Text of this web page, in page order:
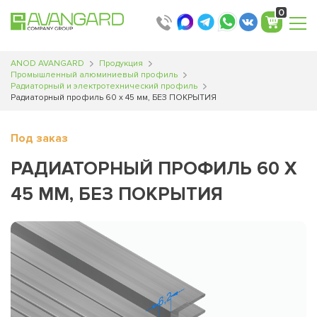
0
ANOD AVANGARD
Продукция
Промышленный алюминиевый профиль
Радиаторный и электротехнический профиль
Радиаторный профиль 60 х 45 мм, БЕЗ ПОКРЫТИЯ
Под заказ
РАДИАТОРНЫЙ ПРОФИЛЬ 60 Х
45 ММ, БЕЗ ПОКРЫТИЯ